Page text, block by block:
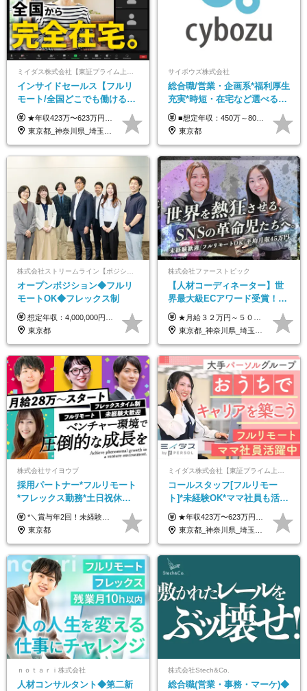
インサイドセールス【フルリ
モート/全国どこでも働ける】
未経験OK*土日祝休み*残業少
なめ*在宅勤務手当あり
★年収423万〜623万円のモデルあり（想定時間外手当10時間分含む） ★半年に一度ドカンと支給のボーナスあり（半年に1度最大150万円） 月給25万円〜＋各種手当＋インセンティブ ＊リモートワーク手当（4000円/月） ＊リモートワーク一時金（1万5000円） ＊残業手当全額支給 ※経験・スキルにより月給を決定します ※試用期間：2ヵ月あり。期間中の雇用形態・給与・待遇に変更はありません 《頑張りはインセンティブとして還元！》 当社は5段階の評価制度を導入。 半期に1回の評価で最高ランク（5点）を獲得したメンバーには、 150万円のインセンティブを支給！ これが半年に一度のインセンティブとして支給されるため、 成果を出した分だけまとまった収入を得られる仕組みです。 【固定残業代について】 なし（残業代は、実際の労働時間に応じて別途全額支給）
東京都_神奈川県_埼玉県_千葉県_大阪府_愛知県_北海道_青森県_岩手県_宮城県_秋田県_山形県_福島県_茨城県_栃木県_群馬県_新潟県_山梨県_長野県_富山県_石川県_福井県_静岡県_岐阜県_三重県_兵庫県_京都府_滋賀県_奈良県_和歌山県_広島県_岡山県_鳥取県_島根県_山口県_徳島県_香川県_愛媛県_高知県_福岡県_熊本県_佐賀県_長崎県_大分県_宮崎県_鹿児島県_沖縄県
サイボウズ株式会社
総合職/営業・企画系*福利厚生
充実*時短・在宅など選べる働
き方*賞与年2回
■想定年収：450万～800万円（基本給12ヶ月分＋賞与2ヶ月分） ※上記想定年収はフルタイムの働き方を想定しています。 それ以外の働き方（勤務日数、時短、固定残業時間数の変更など）の場合 上記想定年収の支給を確約するものではありません ※賞与は全社の業績に応じて変動の可能性があります ※ご経験・スキルを考慮のうえ、当社規定により優遇します （試用期間3ヶ月有/給与・待遇に差異なし） ■昇給年1回 ■賞与年2回（2月・8月）
東京都
オープンポジション◆フルリ
モートOK◆フレックス制
想定年収：4,000,000円 ～ 8,000,000円 月給：288,000円 ～ 570,000円 ※ご経験・能力に応じて決定いたします。 ※上記額にはみなし残業代を含みます。 ※超過分は全額支給いたします。 ※みなし残業代 45,000円 ～ 89,050円／月 ※みなし残業時間 20時間／月 ※試用期間：3ヶ月（試用期間中の待遇に差異はありません） 【固定残業代について】 固定残業20時間分（45,000円～89,050円）を含む ※超過分は別途全額支給
東京都
株式会社ファーストピック
【人材コーディネーター】世
界最大級ECアワード受賞！フ
ルリモート／未経験◎／月給
３２万円～／年休１３０日以
上／
★月給３２万円～５０万円＋インセンティブ賞与＋決算賞与★ （30時間の固定残業代、一律月54,750円を含む。超過分は支給） ※経験・スキルを考慮の上、決定 ※昇給：随時あり 【インセンティブについて】 自社サービスを提案し、サービス化した場合、一部の利益をインセンティブとして還元します。 試用期間中（6か月間）は、下記の給与となります。 【一都三県、大阪、名古屋、福岡の方】 月給２４万円～＋役職手当＋インセンティブ賞与 【一都三県以外の関東圏、九州、東北、北海道、その他地域の方】 月給２０万円～＋役職手当＋インセンティブ賞与 ※試用期間6ヶ月 ※試用期間中の待遇・福利厚生に差異はなし
東京都_神奈川県_埼玉県_千葉県_大阪府_愛知県_北海道_青森県_岩手県_宮城県_秋田県_山形県_福島県_茨城県_栃木県_群馬県_静岡県_岐阜県_三重県_兵庫県_京都府_滋賀県_奈良県_和歌山県_広島県_岡山県_鳥取県_島根県_山口県_福岡県_熊本県_佐賀県_長崎県_大分県_宮崎県_鹿児島県
株式会社サイヨウブ
採用パートナー*フルリモート
*フレックス勤務*土日祝休み*
月給28万円～*産育休取得実績
あり*年間休日120日
*＼賞与年2回！未経験から月給28万円スタート／* ★昇給年12回あり！随時昇給のチャンス ◆月給28万～40万円＋賞与年2回＋各種インセンティブ ※経験・スキルを考慮の上、決定します ※試用期間6ヶ月間あり（期間中は月給26万円～になります。その他待遇等に差異はありません） ※月給には月35時間分の固定残業代含む（月5万4800円/超過分別途支給） ※ほとんどのメンバーが残業ゼロです！フレックスタイム制のため、自分の生活に合わせて調整できます。 ＼希望性で土曜日出勤あり／ お客様より「土曜日に応募者の対応をしてほしい」という ご要望を受けた際に、応募者対応⇒求職者との メッセージのやり取りなど、対応が発生する場合があります。 ※土曜日に出勤いただく場合は ・2時間稼働：4500円 ・4時間稼働：9000円 の給与が発生。勤務時間が4時間超えることは原則ありません。 短期間で高い給与をGETできるチャンスです♪
東京都
コールスタッフ[フルリモー
ト]*未経験OK*ママ社員も活躍
中*ブランクOK*全国どこでも
働ける
★年収423万〜623万円のモデルあり（想定時間外手当10時間分含む） ★半年に一度ドカンと支給のボーナスあり（半年に1度最大150万円） 月給25万円〜＋各種手当＋インセンティブ ＊リモートワーク手当（4000円/月） ＊リモートワーク一時金（1万5000円） ＊残業手当全額支給 ※経験・スキルにより月給を決定します ※試用期間：2ヵ月あり。期間中の雇用形態・給与・待遇に変更はありません 《頑張りはインセンティブとして還元！》 当社は5段階の評価制度を導入。 半期に1回の評価で最高ランク（5点）を獲得したメンバーには、 150万円のインセンティブを支給！ これが半年に一度のインセンティブとして支給されるため、 成果を出した分だけまとまった収入を得られる仕組みです。 【固定残業代について】 なし（残業代は、実際の労働時間に応じて別途全額支給）
東京都_神奈川県_埼玉県_千葉県_大阪府_愛知県_北海道_青森県_岩手県_宮城県_秋田県_山形県_福島県_茨城県_栃木県_群馬県_新潟県_山梨県_長野県_富山県_石川県_福井県_静岡県_岐阜県_三重県_兵庫県_京都府_滋賀県_奈良県_和歌山県_広島県_岡山県_鳥取県_島根県_山口県_徳島県_香川県_愛媛県_高知県_福岡県_熊本県_佐賀県_長崎県_大分県_宮崎県_鹿児島県_沖縄県
ｎｏｔａｒｉ株式会社
人材コンサルタント◆第二新
株式会社Stech&Co.
総合職(営業・事務・マーケ)◆